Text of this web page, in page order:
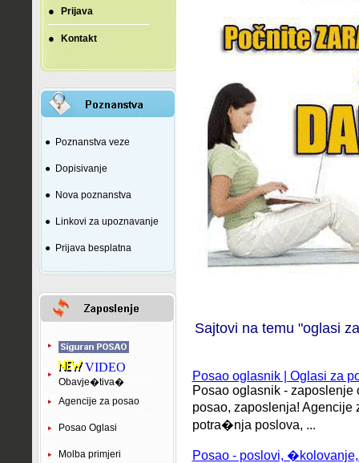
● Prijava
● Kontakt
● Poznanstva veze
● Dopisivanje
● Nova poznanstva
● Linkovi za upoznavanje
● Prijava besplatna
VIDEO
Obavje�tiva�
Agencije za posao
Posao Oglasi
Molba primjeri
Sajtovi na temu "oglasi
Posao oglasnik | Oglasi za
Posao oglasnik -
posao, zaposlenja!
potra�nja poslova, ...
Posao - poslovi,